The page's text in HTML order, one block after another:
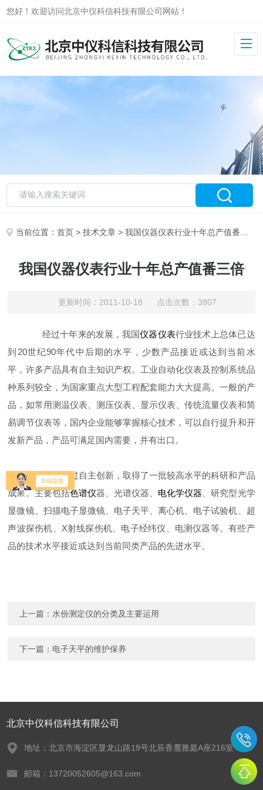
您好！欢迎访问北京中仪科信科技有限公司网站！
当前位置：首页 >技术文章 > 我国仪器仪表行业十年总产值番三倍
我国仪器仪表行业十年总产值番三倍
更新时间：2011-10-18 点击次数：3807
经过十年来的发展，我国仪器仪表行业技术上总体已达
到20世纪90年代中后期的水平，少数产品接近或达到当前水
平，许多产品具有自主知识产权。工业自动化仪表及控制系统品
种系列较全，为国家重点大型工程配套能力大大提高。一般的产
品，如常用测温仪表、测压仪表、显示仪表、传统流量仪表和简
易调节仪表等，国内企业能够掌握核心技术，可以自行提升和开
发新产品，产品可满足国内需要，并有出口。
近年来，通过自主创新，取得了一批较高水平的科研和产品
成果。主要包括色谱仪器、光谱仪器、 电化学仪器 、研究型光学
显微镜、扫描电子显微镜、电子天平、离心机、电子试验机、超
声波探伤机、X射线探伤机、电子经纬仪、电测仪器等。有些产
品的技术水平接近或达到当前同类产品的先进水平。
上一篇： 水份测定仪的分类及主要运用
下一篇： 电子天平的维护保养
北京中仪科信科技有限公司
地址：北京市海淀区显龙山路19号北辰香麓雅庭A座216室
邮箱：13720052605@163.com